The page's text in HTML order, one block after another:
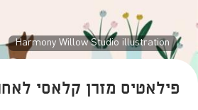
Harmony Willow Studio illustration
פילאטיס מזרן קלאסי